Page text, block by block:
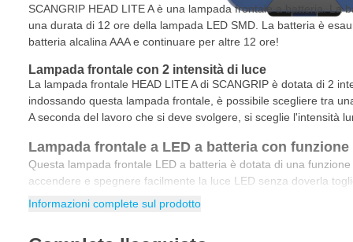
SCANGRIP HEAD LITE A è una lampada frontale a batteria. La
una durata di 12 ore della lampada LED SMD. La batteria è
batteria alcalina AAA e continuare per altre 12 ore!
Lampada frontale con 2 intensità di luce
La lampada frontale HEAD LITE A di SCANGRIP è dotata di 2
indossando questa lampada frontale, è possibile scegliere tra
A seconda del lavoro che si deve svolgere, si sceglie l'intensità
Lampada frontale a LED a batteria con
Questa lampada frontale LED a batteria è dotata di una
accendere e spegnere facilmente la luce LED senza doverla
agitare la mano davanti al sensore della lampada frontale per
SMD. Un ulteriore vantaggio è che si può continuare a lavorare
Informazioni complete sul prodotto